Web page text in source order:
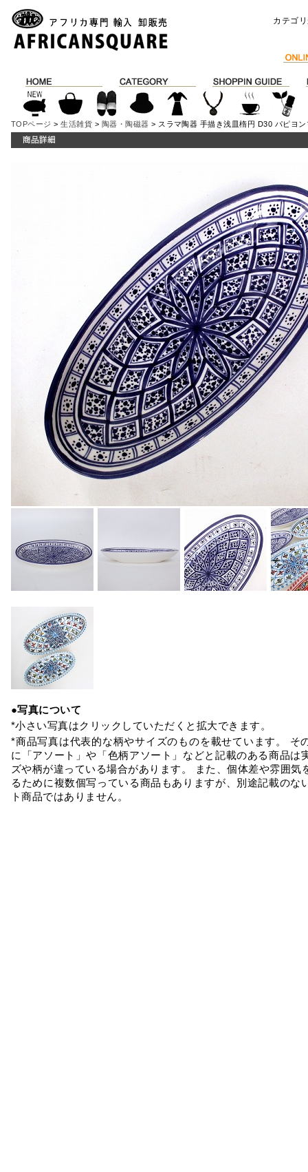
カテゴ
TOPページ >生活雑貨 > 陶器・陶磁器 > スラマ陶器 手描き浅皿楕円 D30 パピヨン
●写真について
*小さい写真はクリックしていただくと拡大できます。
*商品写真は代表的な柄やサイズのものを載せています。 そ
に「アソート」や「色柄アソート」などと記載のある商品は
ズや柄が違っている場合があります。 また、個体差や雰囲気
るために複数個写っている商品もありますが、別途記載のな
ト商品ではありません。